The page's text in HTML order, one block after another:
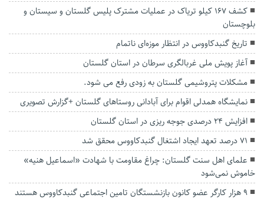
کشف ۱۶۷ کیلو تریاک در عملیات مشترک پلیس گلستان و سیستان و
بلوچستان
تاریخ گنبدکاووس در انتظار موزه‌ای ناتمام
آغاز پویش ملی غربالگری سرطان در استان گلستان
مشکلات پتروشیمی گلستان به زودی رفع می شود.
نمایشگاه همدلی اقوام برای آبادانی روستاهای گلستان +گزارش تصویری
افزایش ۲۴ درصدی جوجه ریزی در استان گلستان
۷۱ درصد تعهد ایجاد اشتغال گنبدکاووس محقق شد
علمای اهل سنت گلستان: چراغ مقاومت با شهادت «اسماعیل هنیه»
خاموش نمی‌شود
۹ هزار کارگر عضو کانون بازنشستگان تامین اجتماعی گنبدکاووس هستند